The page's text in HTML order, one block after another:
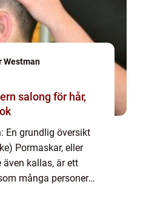
Westman
En grundlig översikt
Pormaskar, eller
även kallas, är ett
många personer